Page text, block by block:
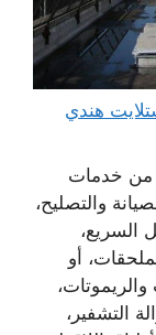
52227330 فني ستلايت هندي
من خدمات
والتصليح،
السريع،
أو
التشفير،